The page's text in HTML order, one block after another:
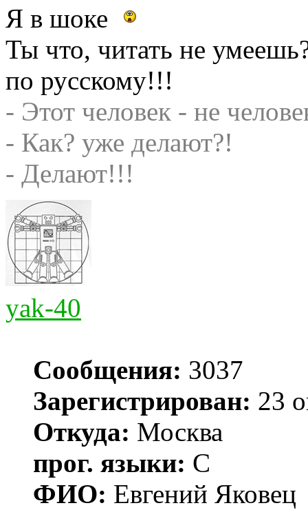
Я в шоке
Ты что, читать не
по русскому!!!
- Этот человек - не
- Как? уже делают?!
- Делают!!!
yak-40
Сообщения: 3037
Зарегистрирован: 23
Откуда: Москва
прог. языки: С
ФИО: Евгений Яковец